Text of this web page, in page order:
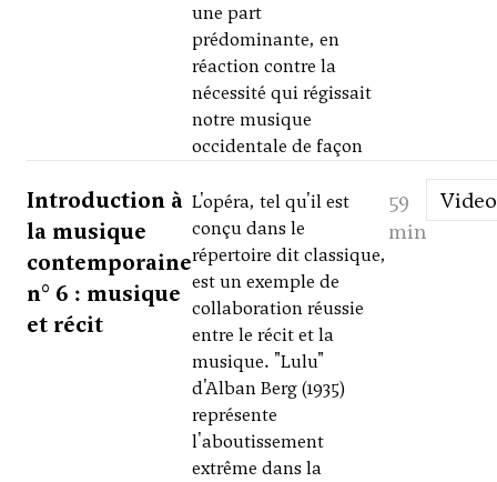
une part
prédominante, en
réaction contre la
nécessité qui régissait
notre musique
occidentale de façon
Introduction à
la musique
contemporaine
n° 6 : musique
et récit
L'opéra, tel qu'il est
conçu dans le
répertoire dit classique,
est un exemple de
collaboration réussie
entre le récit et la
musique. "Lulu"
d'Alban Berg (1935)
représente
l'aboutissement
extrême dans la
59
min
Video